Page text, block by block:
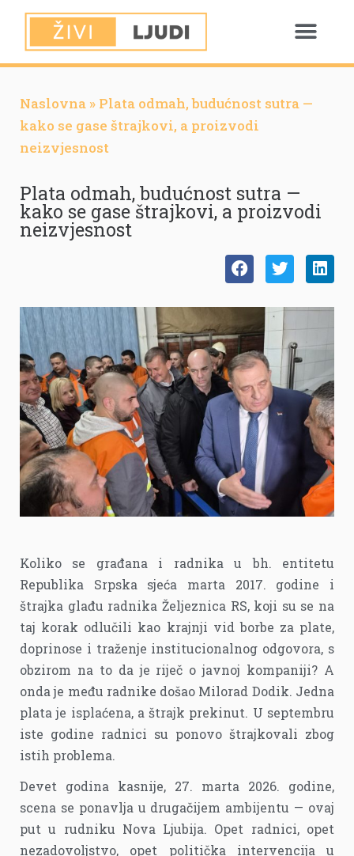
Naslovna » Plata odmah, budućnost sutra —
kako se gase štrajkovi, a proizvodi
neizvjesnost
Plata odmah, budućnost sutra —
kako se gase štrajkovi, a proizvodi
neizvjesnost
Koliko se građana i radnika u bh. entitetu
Republika Srpska sjeća marta 2017. godine i
štrajka glađu radnika Željeznica RS, koji su se na
taj korak odlučili kao krajnji vid borbe za plate,
doprinose i traženje institucionalnog odgovora, s
obzirom na to da je riječ o javnoj kompaniji? A
onda je među radnike došao Milorad Dodik. Jedna
plata je isplaćena, a štrajk prekinut. U septembru
iste godine radnici su ponovo štrajkovali zbog
istih problema.
Devet godina kasnije, 27. marta 2026. godine,
scena se ponavlja u drugačijem ambijentu — ovaj
put u rudniku Nova Ljubija. Opet radnici, opet
nezadovoljstvo, opet politička intervencija u